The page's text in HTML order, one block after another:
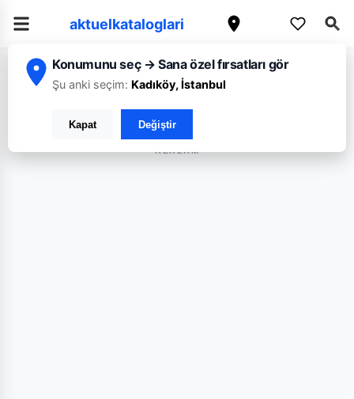
aktuelkataloglari
Konumunu seç → Sana özel fırsatları gör
Şu anki seçim: Kadıköy, İstanbul
Kapat Değiştir
Hakmar Express A101
REKLAM